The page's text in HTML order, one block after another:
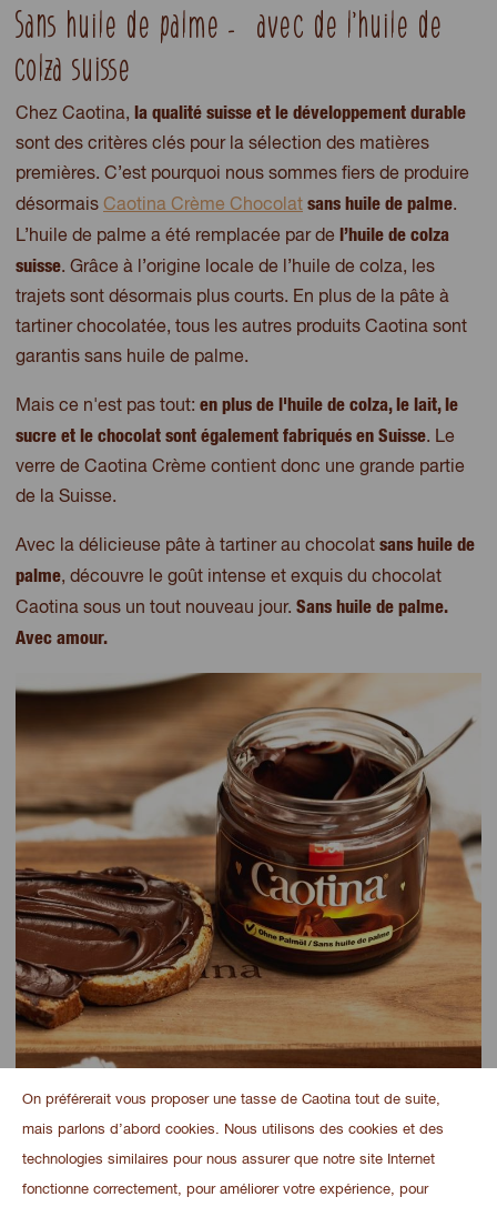
Sans huile de palme – avec de l’huile de
colza suisse
Chez Caotina, la qualité suisse et le développement durable
sont des critères clés pour la sélection des matières
premières. C’est pourquoi nous sommes fiers de produire
désormais Caotina Crème Chocolat sans huile de palme.
L’huile de palme a été remplacée par de l’huile de colza
suisse. Grâce à l’origine locale de l’huile de colza, les
trajets sont désormais plus courts. En plus de la pâte à
tartiner chocolatée, tous les autres produits Caotina sont
garantis sans huile de palme.
Mais ce n'est pas tout: en plus de l'huile de colza, le lait, le
sucre et le chocolat sont également fabriqués en Suisse. Le
verre de Caotina Crème contient donc une grande partie
de la Suisse.
Avec la délicieuse pâte à tartiner au chocolat sans huile de
palme, découvre le goût intense et exquis du chocolat
Caotina sous un tout nouveau jour. Sans huile de palme.
Avec amour.
Quels avantages la version écologique sans huile de
On préférerait vous proposer une tasse de Caotina tout de suite,
mais parlons d’abord cookies. Nous utilisons des cookies et des
technologies similaires pour nous assurer que notre site Internet
fonctionne correctement, pour améliorer votre expérience, pour